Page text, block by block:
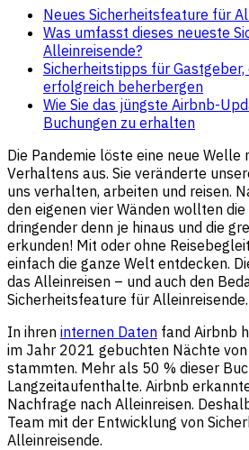
Neues Sicherheitsfeature für
Was umfasst dieses neueste
Alleinreisende?
Sicherheitstipps für Gastgeber,
erfolgreich beherbergen
Wie Sie das jüngste Airbnb-
Buchungen zu erhalten
Die Pandemie löste eine neue Welle
Verhaltens aus. Sie veränderte
uns verhalten, arbeiten und reisen.
den eigenen vier Wänden wollten
dringender denn je hinaus und die
erkunden! Mit oder ohne
einfach die ganze Welt entdecken.
das Alleinreisen – und auch den
Sicherheitsfeature für Alleinreisende.
In ihren internen Daten fand Airbnb
im Jahr 2021 gebuchten Nächte
stammten. Mehr als 50 % dieser
Langzeitaufenthalte. Airbnb
Nachfrage nach Alleinreisen.
Team mit der Entwicklung von
Alleinreisende.